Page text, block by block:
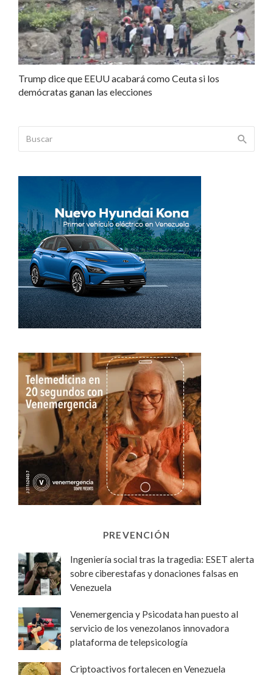
Trump dice que EEUU acabará como Ceuta si los
demócratas ganan las elecciones
PREVENCIÓN
Ingeniería social tras la tragedia: ESET alerta
sobre ciberestafas y donaciones falsas en
Venezuela
Venemergencia y Psicodata han puesto al
servicio de los venezolanos innovadora
plataforma de telepsicología
Criptoactivos fortalecen en Venezuela